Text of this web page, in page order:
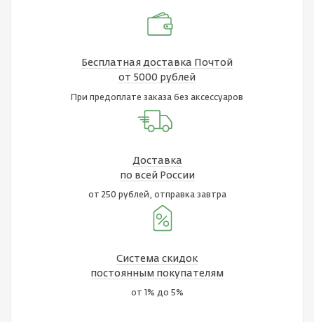
Бесплатная доставка Почтой
от 5000 рублей
При предоплате заказа без аксессуаров
Доставка
по всей России
от 250 рублей, отправка завтра
Система скидок
постоянным покупателям
от 1% до 5%